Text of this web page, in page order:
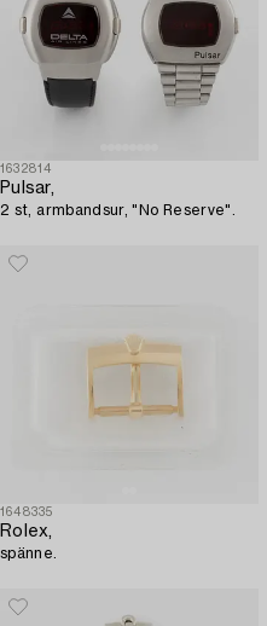
1632814
Pulsar,
2 st, armbandsur, "No Reserve".
1648335
Rolex,
spänne.